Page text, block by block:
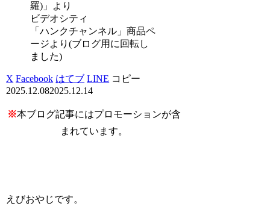
ビデオシティ
「ハンクチャンネル」商品ペ
ージより(ブログ用に回転し
ました)
X Facebook はてブ LINE コピー
2025.12.082025.12.14
※本ブログ記事にはプロモーションが含
まれています。
えびおやじです。